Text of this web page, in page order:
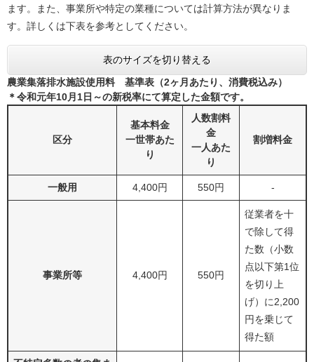
ます。また、事業所や特定の業種については計算方法が異なりま
す。詳しくは下表を参考としてください。
表のサイズを切り替える
農業集落排水施設使用料 基準表（2ヶ月あたり、消費税込み）
＊令和元年10月1日～の新税率にて算定した金額です。
区分
基本料金
一世帯あた
り
人数割料
金
一人あた
り
割増料金
一般用 4,400円 550円 -
事業所等 4,400円 550円
従業者を十
で除して得
た数（小数
点以下第1位
を切り上
げ）に2,200
円を乗じて
得た額